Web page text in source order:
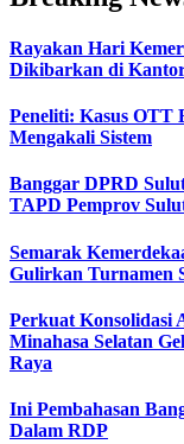
Rayakan Hari
Dikibarkan di
Peneliti: Kasus
Mengakali Sistem
Banggar DPRD
TAPD Pemprov
Semarak
Gulirkan Turnamen
Perkuat Konsolidasi
Minahasa Selatan
Raya
Ini Pembahasan
Dalam RDP